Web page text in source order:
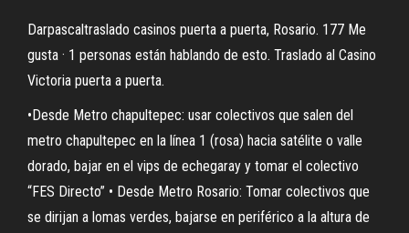
Darpascaltraslado casinos puerta a puerta, Rosario. 177 Me
gusta · 1 personas están hablando de esto. Traslado al Casino
Victoria puerta a puerta.
•Desde Metro chapultepec: usar colectivos que salen del
metro chapultepec en la línea 1 (rosa) hacia satélite o valle
dorado, bajar en el vips de echegaray y tomar el colectivo
“FES Directo” • Desde Metro Rosario: Tomar colectivos que
se dirijan a lomas verdes, bajarse en periférico a la altura de